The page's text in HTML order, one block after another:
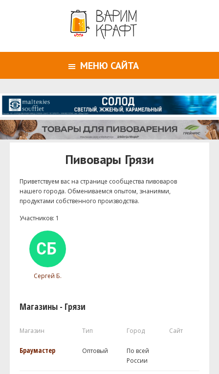
МЕНЮ САЙТА
Пивовары Грязи
Приветствуем ваc на странице сообщества пивоваров
нашего города. Обмениваемся опытом, знаниями,
продуктами собственного производства.
Участников: 1
Сергей Б.
Магазины - Грязи
Магазин Тип Город Сайт
Браумастер Оптовый
По всей
России